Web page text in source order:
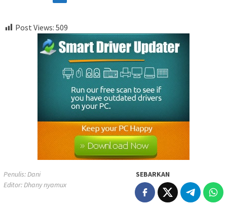
Post Views: 509
Penulis: Dani
Editor: Dhany nyamux
SEBARKAN